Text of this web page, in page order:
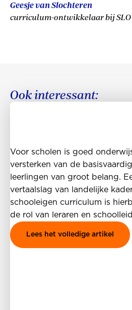
Geesje van Slochteren
curriculum-ontwikkelaar bij SLO
Ook interessant:
Voor scholen is goed
versterken van de
leerlingen van groot belang.
vertaalslag van landelijke
schooleigen curriculum is
de rol van leraren en
Lees het volledige artikel